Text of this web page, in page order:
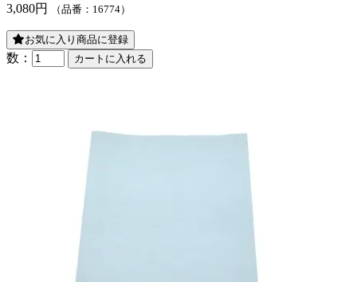
3,080円
（品番：16774）
お気に入り商品に登録
数：